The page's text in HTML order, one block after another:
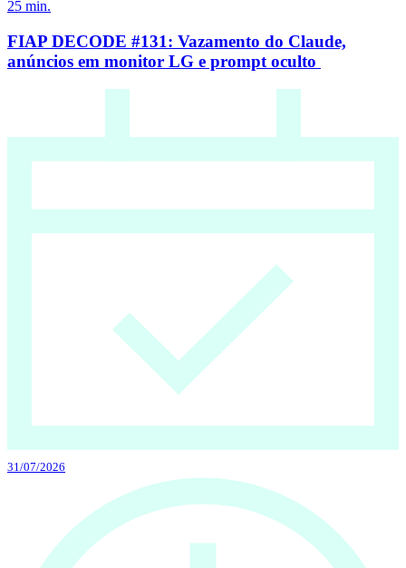
25 min.
FIAP DECODE #131: Vazamento do Claude,
anúncios em monitor LG e prompt oculto
31/07/2026